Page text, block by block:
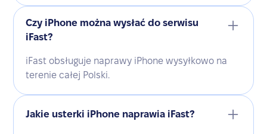
Czy iPhone można wysłać do serwisu
iFast?
iFast obsługuje naprawy iPhone wysyłkowo na
terenie całej Polski.
Jakie usterki iPhone naprawia iFast?